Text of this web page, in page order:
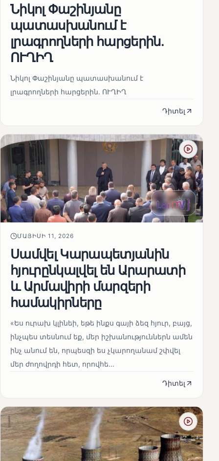
Նիկոլ Փաշինյանը
պատասխանում է
լրագրողների հարցերին․
ՈՒՂԻՂ
Նիկոլ Փաշինյանը պատասխանում է
լրագրողների հարցերին․ ՈՒՂԻՂ
Դիտել
ՄԱՅԻՍԻ 11, 2026
Սամվել Կարապետյանին
հյուրընկալվել են Արարատի
և Արմավիրի մարզերի
համակիրները
«Ես ուրախ կլինեի, եթե ինքս գայի ձեզ հյուր, բայց,
ինչպես տեսնում եք, մեր իշխանություններն ամեն
ինչ անում են, որպեսզի ես չկարողանամ շփվել
մեր ժողովրդի հետ, որովհե...
Դիտել